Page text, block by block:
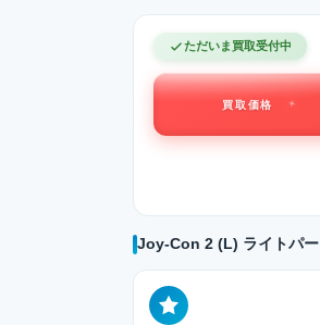
ただいま買取受付中
買取価格
Joy-Con 2 (L) ライトパ